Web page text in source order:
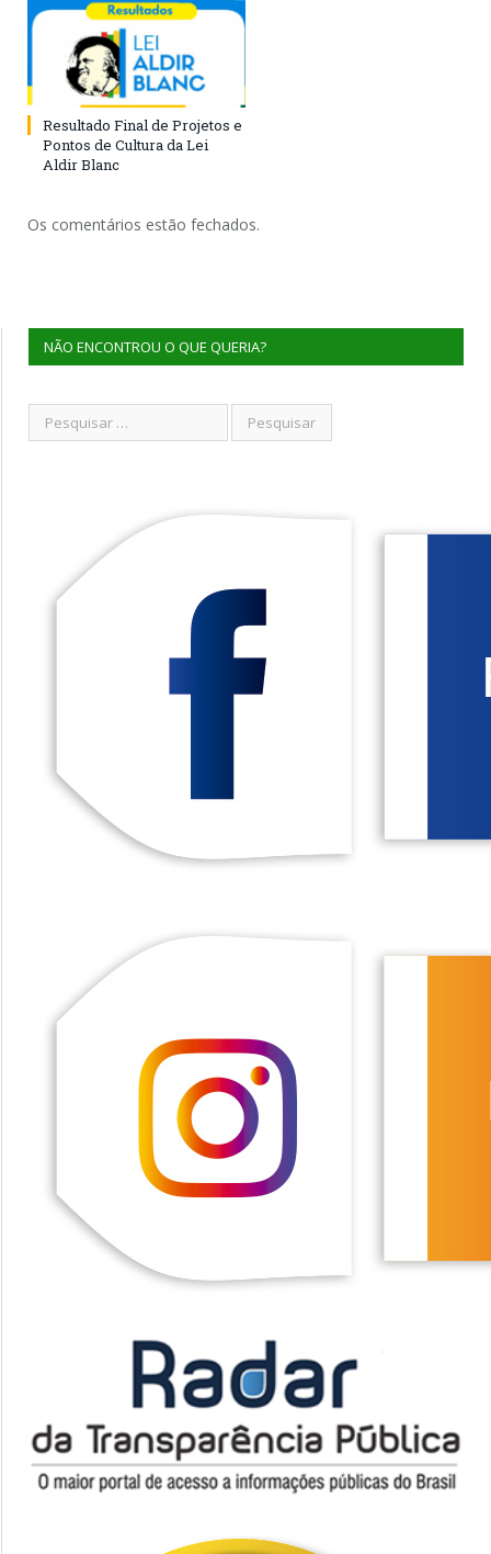
Resultado Final de Projetos e
Pontos de Cultura da Lei
Aldir Blanc
Os comentários estão fechados.
NÃO ENCONTROU O QUE QUERIA?